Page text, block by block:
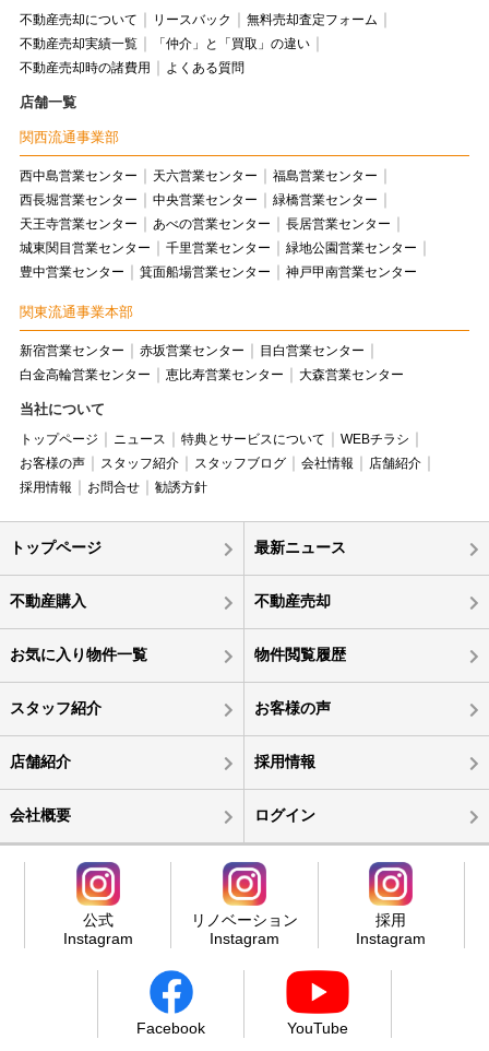
不動産売却について リースバック
無料売却査定フォーム
不動産売却実績一覧
「仲介」と「買取」の違い
不動産売却時の諸費用
よくある質問
店舗一覧
関西流通事業部
西中島営業センター 天六営業センター
福島営業センター
西長堀営業センター
中央営業センター
緑橋営業センター
天王寺営業センター
あべの営業センター
長居営業センター
城東関目営業センター
千里営業センター
緑地公園営業センター
豊中営業センター
箕面船場営業センター 神戸甲南営業センター
関東流通事業本部
新宿営業センター 赤坂営業センター
目白営業センター
白金高輪営業センター
恵比寿営業センター 大森営業センター
当社について
トップページ ニュース 特典とサービスについて
WEBチラシ
お客様の声
スタッフ紹介 スタッフブログ 会社情報
店舗紹介
採用情報
お問合せ 勧誘方針
トップページ 最新ニュース
不動産購入 不動産売却
お気に入り物件一覧 物件閲覧履歴
スタッフ紹介 お客様の声
店舗紹介 採用情報
会社概要 ログイン
公式
Instagram
リノベーション
Instagram
採用
Instagram
Facebook YouTube